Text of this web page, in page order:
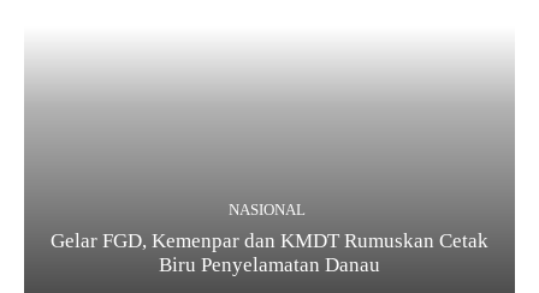
NASIONAL
Gelar FGD, Kemenpar dan KMDT Rumuskan Cetak
Biru Penyelamatan Danau